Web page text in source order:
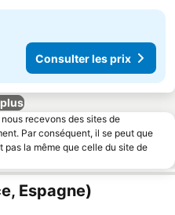
Consulter les prix
recevons des sites de
Par conséquent, il se peut que
pas la même que celle du site de
Espagne)